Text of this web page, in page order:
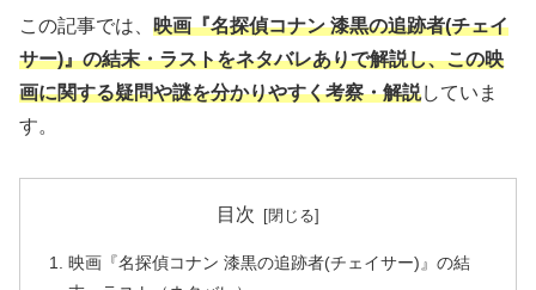
この記事では、 映画『名探偵コナン 漆黒の追跡者(チェイ
サー)』の結末・ラストをネタバレありで解説し、この映
画に関する疑問や謎を分かりやすく考察・解説していま
す。
目次
映画『名探偵コナン 漆黒の追跡者(チェイサー)』の結